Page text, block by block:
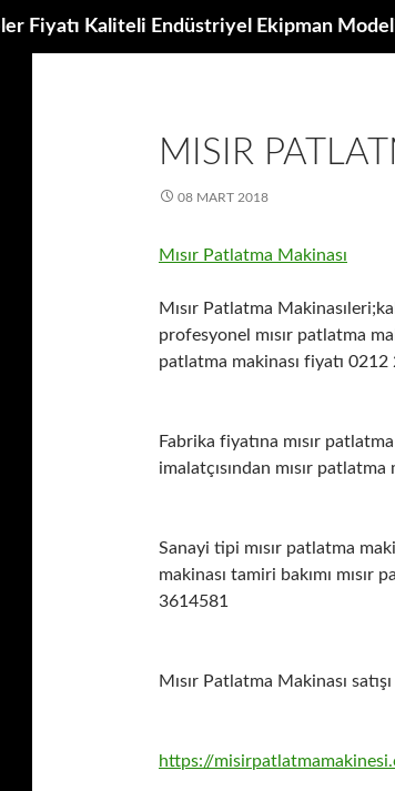
Fiyatı Kaliteli Endüstriyel Ekipman
MISIR
08 MART 2018
Mısır Patlatma Makinası
Mısır Patlatma
profesyonel mısır patlatma
patlatma makinası fiyatı
Fabrika fiyatına mısır
imalatçısından mısır
Sanayi tipi mısır patlatma
makinası tamiri bakımı mısır
3614581
Mısır Patlatma Makinası
https://